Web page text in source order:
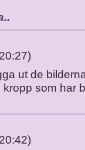
ut de
som har